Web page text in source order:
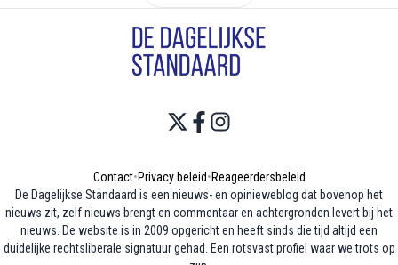
Contact•Privacy beleid•Reageerdersbeleid
De Dagelijkse Standaard is een nieuws- en opinieweblog dat bovenop het
nieuws zit, zelf nieuws brengt en commentaar en achtergronden levert bij het
nieuws. De website is in 2009 opgericht en heeft sinds die tijd altijd een
duidelijke rechtsliberale signatuur gehad. Een rotsvast profiel waar we trots op